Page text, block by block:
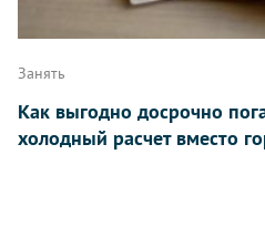
Занять
Как выгодно досрочно
холодный расчет вместо